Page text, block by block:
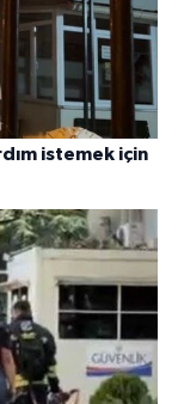
istemek için